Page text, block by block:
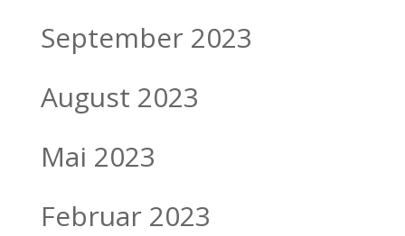
September 2023
August 2023
Mai 2023
Februar 2023